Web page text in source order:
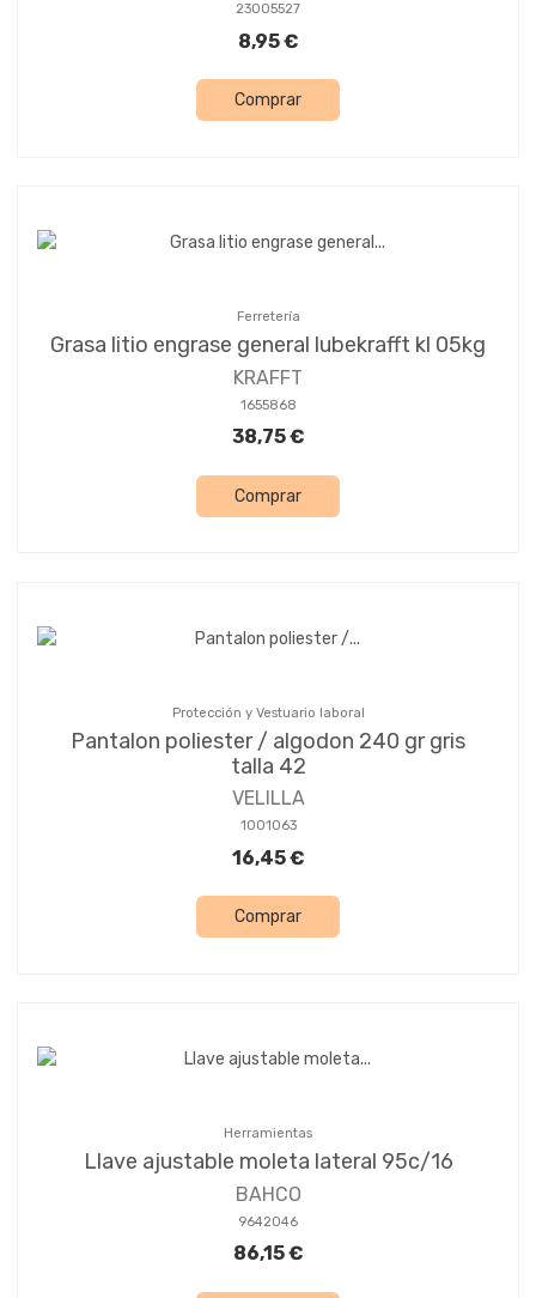
23005527
8,95 €
Comprar
Ferretería
Grasa litio engrase general lubekrafft kl 05kg
KRAFFT
1655868
38,75 €
Comprar
Protección y Vestuario laboral
Pantalon poliester / algodon 240 gr gris
talla 42
VELILLA
1001063
16,45 €
Comprar
Herramientas
Llave ajustable moleta lateral 95c/16
BAHCO
9642046
86,15 €